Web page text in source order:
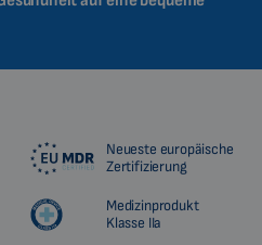
Neueste europäische
Zertifizierung
Medizinprodukt
Klasse IIa